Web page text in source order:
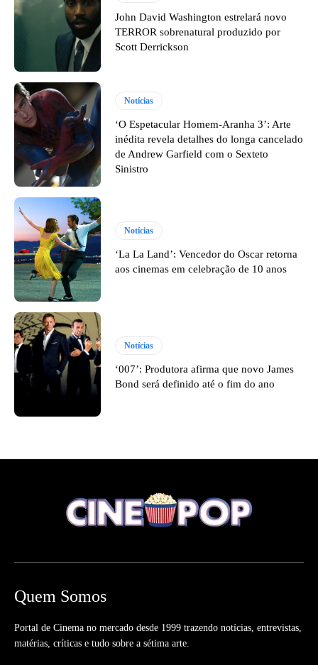
John David Washington estrelará novo
TERROR sobrenatural produzido por
Scott Derrickson
Notícias
‘O Espetacular Homem-Aranha 3’: Arte
inédita revela detalhes do longa cancelado
de Andrew Garfield com o Sexteto
Sinistro
Notícias
‘La La Land’: Vencedor do Oscar retorna
aos cinemas em celebração de 10 anos
Notícias
‘007’: Produtora afirma que novo James
Bond será definido até o fim do ano
Quem Somos
Portal de Cinema no mercado desde 1999 trazendo notícias, entrevistas,
matérias, críticas e tudo sobre a sétima arte.